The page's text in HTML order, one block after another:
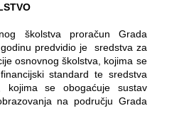
školstva proračun Grada
predvidio je
sredstva za
osnovnog školstva, kojima se
standard te sredstva
kojima se obogaćuje sustav
na području Grada